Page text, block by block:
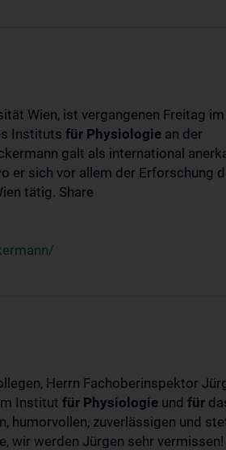
Wien, ist vergangenen Freitag
Instituts für Physiologie an der
galt als international
er sich vor allem der Erforschung
tätig. Share
Herrn Fachoberinspektor
Institut für Physiologie und für
humorvollen, zuverlässigen und
wir werden Jürgen sehr vermissen!